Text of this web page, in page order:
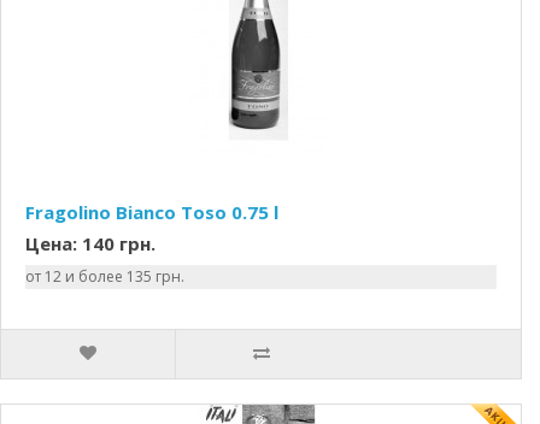
Fragolino Bianco Toso 0.75 l
Цена: 140 грн.
от 12 и более 135 грн.